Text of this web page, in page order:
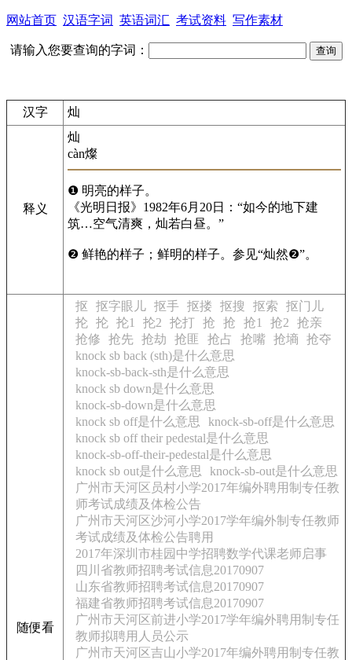
网站首页 汉语字词 英语词汇 考试资料 写作素材
请输入您要查询的字词：
汉字 灿
释义
灿
càn燦
❶ 明亮的样子。
《光明日报》1982年6月20日：“如今的地下建
筑…空气清爽，灿若白昼。”
❷ 鲜艳的样子；鲜明的样子。参见“灿然❷”。
随便看
抠 抠字眼儿 抠手 抠搂 抠搜 抠索
抠门儿
抡 抡 抡1 抡2 抡打 抢 抢 抢1 抢2
抢亲
抢修
抢先 抢劫 抢匪 抢占 抢嘴 抢墒
抢夺
knock sb back (sth)是什么意思
knock-sb-back-sth是什么意思
knock sb down是什么意思
knock-sb-down是什么意思
knock sb off是什么意思
knock-sb-off是什么意思
knock sb off their pedestal是什么意思
knock-sb-off-their-pedestal是什么意思
knock sb out是什么意思
knock-sb-out是什么意思
广州市天河区员村小学2017年编外聘用制专任教
师考试成绩及体检公告
广州市天河区沙河小学2017学年编外制专任教师
考试成绩及体检公告聘用
2017年深圳市桂园中学招聘数学代课老师启事
四川省教师招聘考试信息20170907
山东省教师招聘考试信息20170907
福建省教师招聘考试信息20170907
广州市天河区前进小学2017学年编外聘用制专任
教师拟聘用人员公示
广州市天河区吉山小学2017年编外聘用制专任教